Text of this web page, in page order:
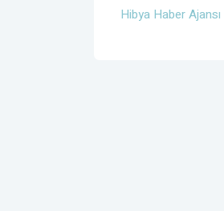
Hibya Haber Ajansı